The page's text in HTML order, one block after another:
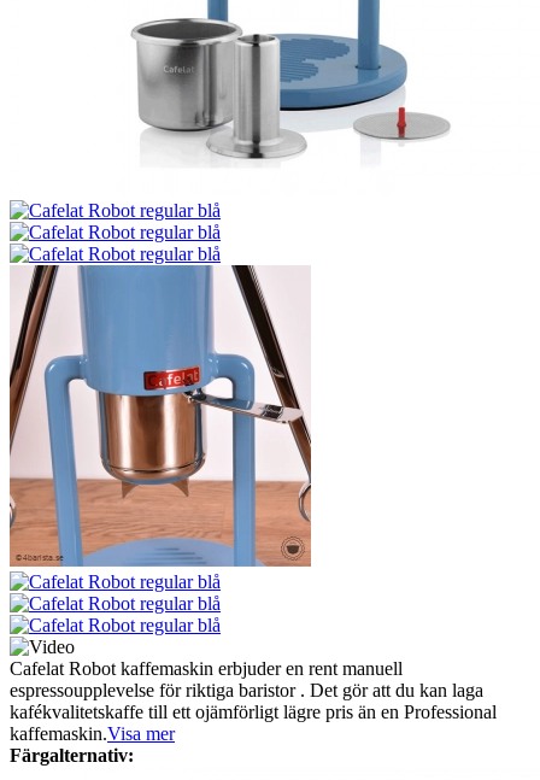
Cafelat Robot kaffemaskin erbjuder en rent manuell
espressoupplevelse för riktiga baristor . Det gör att du kan laga
kafékvalitetskaffe till ett ojämförligt lägre pris än en Professional
kaffemaskin.Visa mer
Färgalternativ: